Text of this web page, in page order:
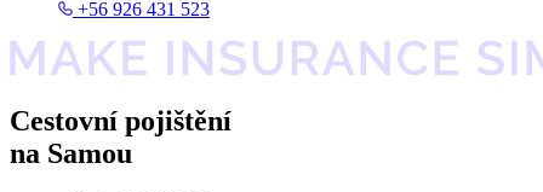
+56 926 431 523
Cestovní pojištění
na Samou